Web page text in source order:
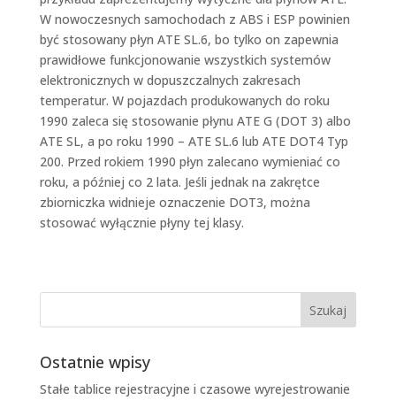
W nowoczesnych samochodach z ABS i ESP powinien
być stosowany płyn ATE SL.6, bo tylko on zapewnia
prawidłowe funkcjonowanie wszystkich systemów
elektronicznych w dopuszczalnych zakresach
temperatur. W pojazdach produkowanych do roku
1990 zaleca się stosowanie płynu ATE G (DOT 3) albo
ATE SL, a po roku 1990 – ATE SL.6 lub ATE DOT4 Typ
200. Przed rokiem 1990 płyn zalecano wymieniać co
roku, a później co 2 lata. Jeśli jednak na zakrętce
zbiorniczka widnieje oznaczenie DOT3, można
stosować wyłącznie płyny tej klasy.
Ostatnie wpisy
Stałe tablice rejestracyjne i czasowe wyrejestrowanie